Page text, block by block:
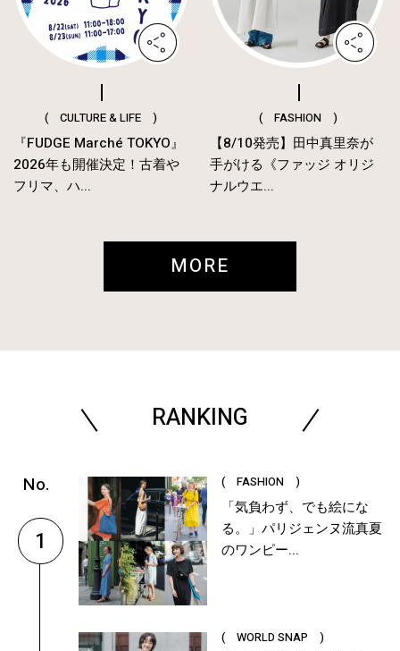
( CULTURE & LIFE )
『FUDGE Marché TOKYO』
2026年も開催決定！古着や
フリマ、ハ...
( FASHION )
【8/10発売】田中真里奈が
手がける《ファッジ オリジ
ナルウエ...
MORE
RANKING
1
( FASHION )
「気負わず、でも絵にな
る。」パリジェンヌ流真夏
のワンピー...
( WORLD SNAP )